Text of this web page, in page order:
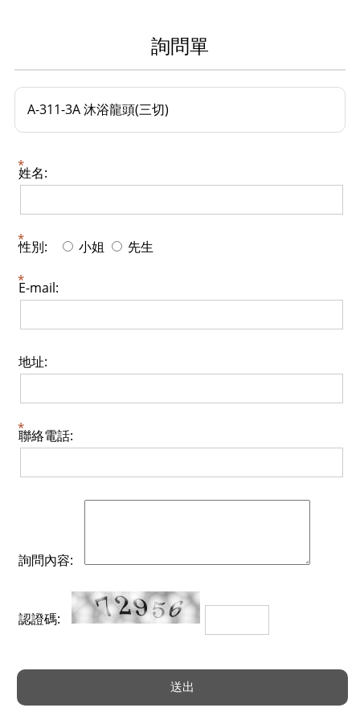
詢問單
A-311-3A 沐浴龍頭(三切)
姓名:
性別: 小姐 先生
E-mail:
地址:
聯絡電話:
詢問內容:
認證碼: